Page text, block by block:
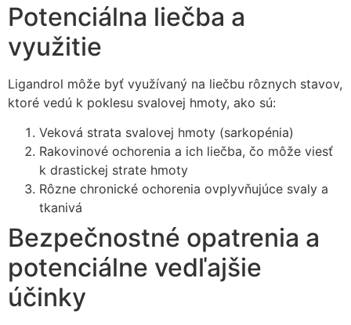
Potenciálna liečba a
využitie
Ligandrol môže byť využívaný na liečbu rôznych stavov,
ktoré vedú k poklesu svalovej hmoty, ako sú:
Veková strata svalovej hmoty (sarkopénia)
Rakovinové ochorenia a ich liečba, čo môže viesť
k drastickej strate hmoty
Rôzne chronické ochorenia ovplyvňujúce svaly a
tkanivá
Bezpečnostné opatrenia a
potenciálne vedľajšie
účinky